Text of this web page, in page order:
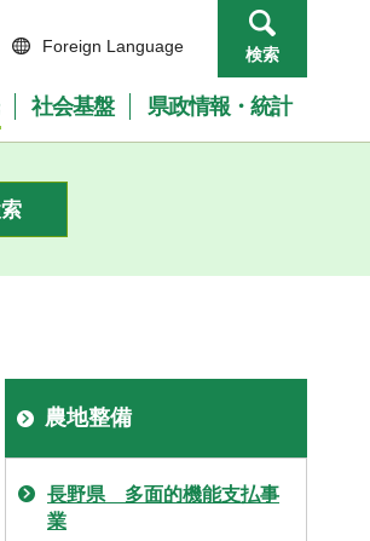
Foreign Language 検索
社会基盤 県政情報・統計
農地整備
長野県 多面的機能支払事
業